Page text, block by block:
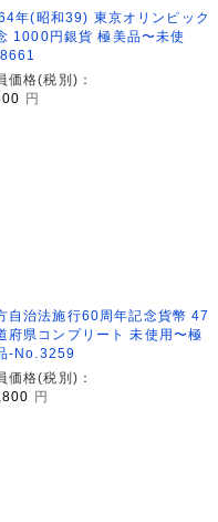
年(昭和39) 東京オリンピック
1000円銀貨 極美品〜未使
価格(税別)：
円
自治法施行60周年記念貨幣 47
府県コンプリート 未使用〜極
-No.3259
価格(税別)：
円